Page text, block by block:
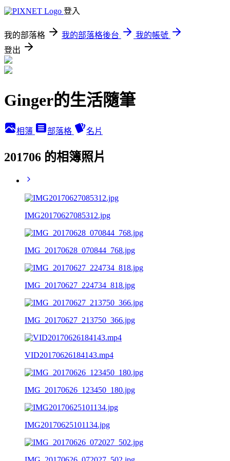
登入
我的部落格 我的部落格後台
我的帳號
登出
Ginger的生活隨筆
相簿 部落格 名片
201706 的相簿照片
IMG20170627085312.jpg
IMG_20170628_070844_768.jpg
IMG_20170627_224734_818.jpg
IMG_20170627_213750_366.jpg
VID20170626184143.mp4
IMG_20170626_123450_180.jpg
IMG20170625101134.jpg